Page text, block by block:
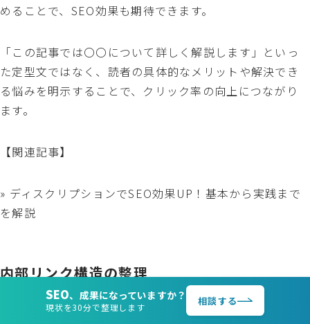
めることで、SEO効果も期待できます。
「この記事では〇〇について詳しく解説します」といっ
た定型文ではなく、読者の具体的なメリットや解決でき
る悩みを明示することで、クリック率の向上につながり
ます。
【関連記事】
» ディスクリプションでSEO効果UP！基本から実践まで
を解説
内部リンク構造の整理
内部リンクは、サイト内のページ同士をつなぐ道路のよ
SEO、成果になっていますか？
現状を30分で整理します 相談する